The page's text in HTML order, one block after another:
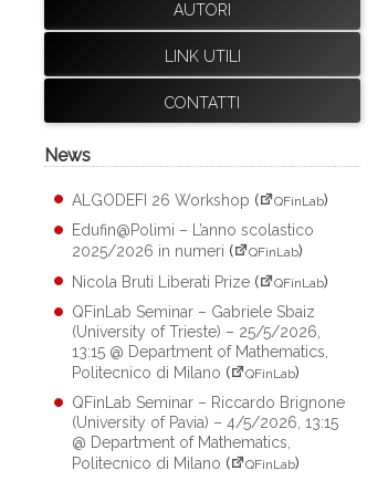
AUTORI
LINK UTILI
CONTATTI
News
ALGODEFI 26 Workshop ( QFinLab)
Edufin@Polimi – L’anno scolastico
2025/2026 in numeri ( QFinLab)
Nicola Bruti Liberati Prize ( QFinLab)
QFinLab Seminar – Gabriele Sbaiz
(University of Trieste) – 25/5/2026,
13:15 @ Department of Mathematics,
Politecnico di Milano ( QFinLab)
QFinLab Seminar – Riccardo Brignone
(University of Pavia) – 4/5/2026, 13:15
@ Department of Mathematics,
Politecnico di Milano ( QFinLab)